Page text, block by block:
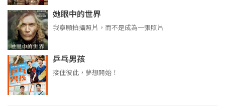
她眼中的世界
我寧願拍攝照片，而不是成為一張照片
乒乓男孩
接住彼此，夢想開始！